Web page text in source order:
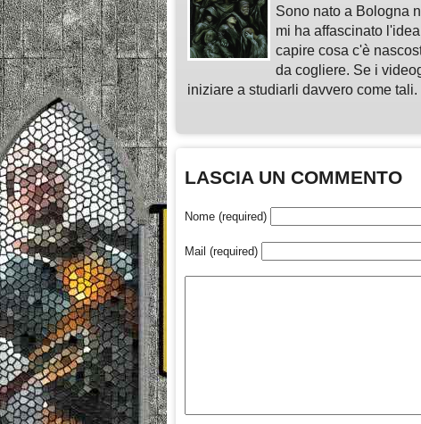
Sono nato a Bologna
mi ha affascinato
capire cosa c'è
da cogliere. Se i
iniziare a studiarli davvero come tali.
LASCIA UN COMMENTO
Nome (required)
Mail (required)